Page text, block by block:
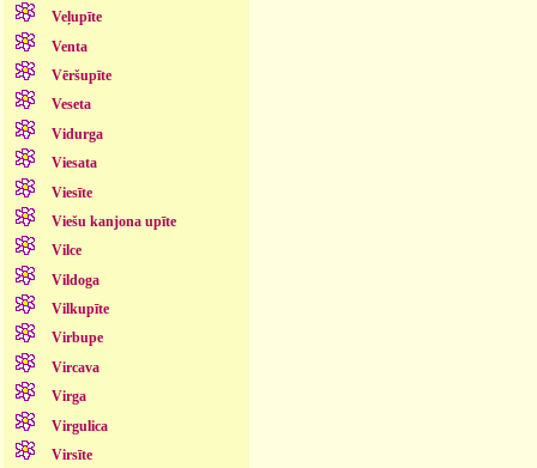
Veļupīte
Venta
Vēršupīte
Veseta
Vidurga
Viesata
Viesīte
Viešu kanjona upīte
Vilce
Vildoga
Vilkupīte
Virbupe
Vircava
Virga
Virgulica
Virsīte